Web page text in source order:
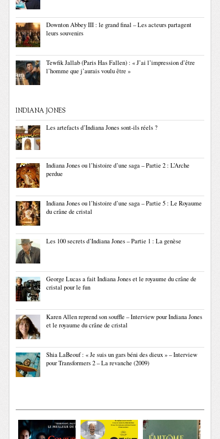
Downton Abbey III : le grand final – Les acteurs partagent
leurs souvenirs
Tewfik Jallab (Paris Has Fallen) : « J’ai l’impression d’être
l’homme que j’aurais voulu être »
INDIANA JONES
Les artefacts d’Indiana Jones sont-ils réels ?
Indiana Jones ou l’histoire d’une saga – Partie 2 : L’Arche
perdue
Indiana Jones ou l’histoire d’une saga – Partie 5 : Le Royaume
du crâne de cristal
Les 100 secrets d’Indiana Jones – Partie 1 : La genèse
George Lucas a fait Indiana Jones et le royaume du crâne de
cristal pour le fun
Karen Allen reprend son souffle – Interview pour Indiana Jones
et le royaume du crâne de cristal
Shia LaBeouf : « Je suis un gars béni des dieux » – Interview
pour Transformers 2 – La revanche (2009)